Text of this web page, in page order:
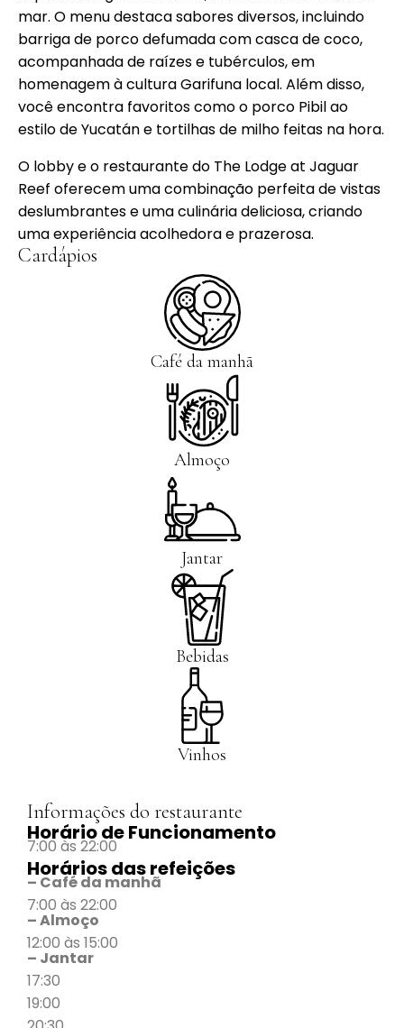
mar. O menu destaca sabores diversos, incluindo
barriga de porco defumada com casca de coco,
acompanhada de raízes e tubérculos, em
homenagem à cultura Garifuna local. Além disso,
você encontra favoritos como o porco Pibil ao
estilo de Yucatán e tortilhas de milho feitas na hora.
O lobby e o restaurante do The Lodge at Jaguar
Reef oferecem uma combinação perfeita de vistas
deslumbrantes e uma culinária deliciosa, criando
uma experiência acolhedora e prazerosa.
Cardápios
Café da manhã
Almoço
Jantar
Bebidas
Vinhos
Informações do restaurante
Horário de Funcionamento
7:00 às 22:00
Horários das refeições
– Café da manhã
7:00 às 22:00
– Almoço
12:00 às 15:00
– Jantar
17:30
19:00